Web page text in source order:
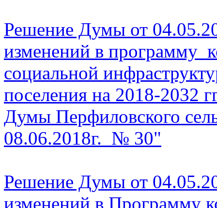
Решение Думы от
изменений в программу
социальной
поселения на 2018-2032
Думы Перфиловского
08.06.2018г. № 30"
Решение Думы от
изменений в Программу